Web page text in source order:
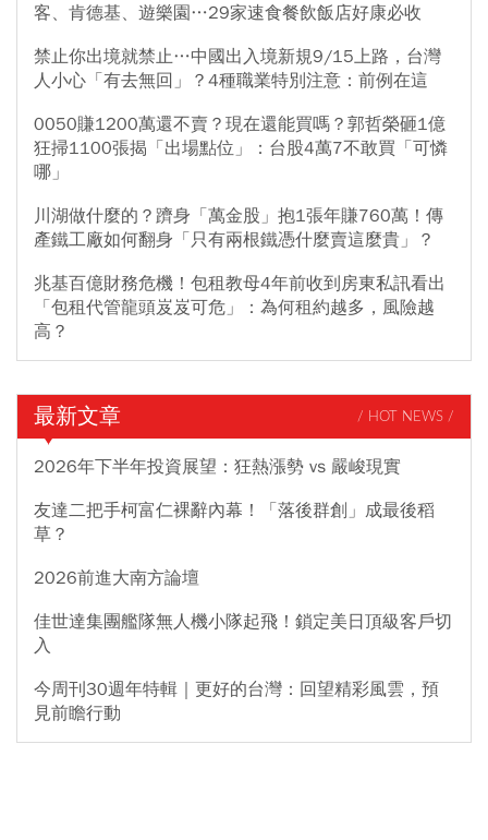
客、肯德基、遊樂園…29家速食餐飲飯店好康必收
禁止你出境就禁止…中國出入境新規9/15上路，台灣
人小心「有去無回」？4種職業特別注意：前例在這
0050賺1200萬還不賣？現在還能買嗎？郭哲榮砸1億
狂掃1100張揭「出場點位」：台股4萬7不敢買「可憐
哪」
川湖做什麼的？躋身「萬金股」抱1張年賺760萬！傳
產鐵工廠如何翻身「只有兩根鐵憑什麼賣這麼貴」？
兆基百億財務危機！包租教母4年前收到房東私訊看出
「包租代管龍頭岌岌可危」：為何租約越多，風險越
高？
最新文章 / HOT NEWS /
2026年下半年投資展望：狂熱漲勢 vs 嚴峻現實
友達二把手柯富仁裸辭內幕！「落後群創」成最後稻
草？
2026前進大南方論壇
佳世達集團艦隊無人機小隊起飛！鎖定美日頂級客戶切
入
今周刊30週年特輯｜更好的台灣：回望精彩風雲，預
見前瞻行動